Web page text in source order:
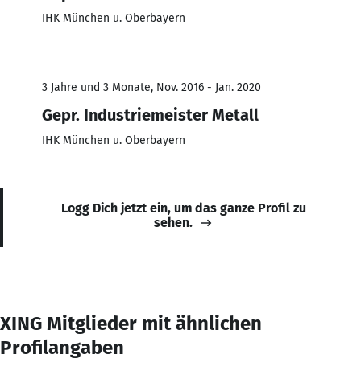
IHK München u. Oberbayern
3 Jahre und 3 Monate, Nov. 2016 - Jan. 2020
Gepr. Industriemeister Metall
IHK München u. Oberbayern
Logg Dich jetzt ein, um das ganze Profil zu
sehen.
XING Mitglieder mit ähnlichen
Profilangaben